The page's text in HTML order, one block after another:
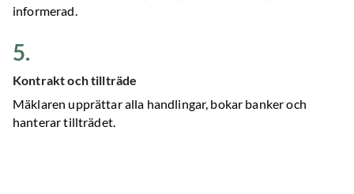
informerad.
5.
Kontrakt och tillträde
Mäklaren upprättar alla handlingar, bokar banker och
hanterar tillträdet.